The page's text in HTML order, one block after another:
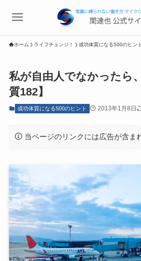
ホーム ライフチェンジ！ 成功体質になる500のヒント
私が自由人でなかったら
質182】
成功体質になる500のヒント 2013年1月8日
当ページのリンクには広告が含ま